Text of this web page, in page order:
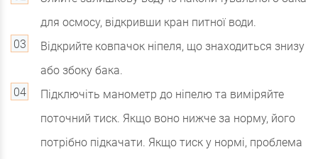
для осмосу, відкривши кран питної води.
Відкрийте ковпачок ніпеля, що знаходиться знизу
або збоку бака.
Підключіть манометр до ніпелю та виміряйте
поточний тиск. Якщо воно нижче за норму, його
потрібно підкачати. Якщо тиск у нормі, проблема